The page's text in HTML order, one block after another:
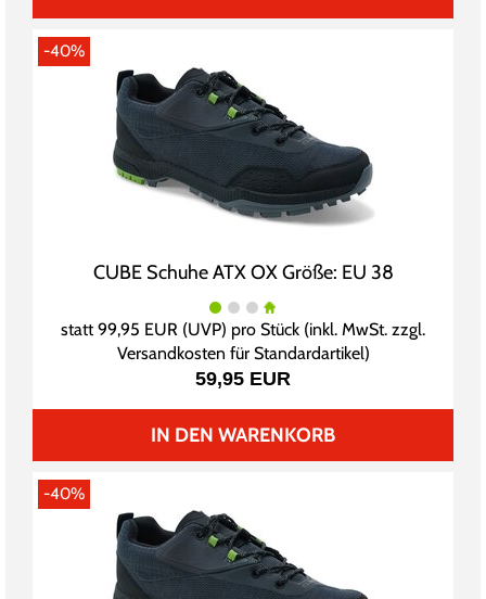
-40%
CUBE Schuhe ATX OX Größe: EU 38
statt99,95 EUR (UVP) pro Stück (inkl. MwSt. zzgl.
Versandkosten für Standardartikel)
59,95 EUR
IN DEN WARENKORB
-40%